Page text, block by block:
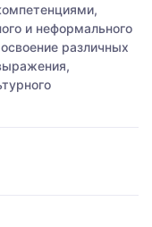
и неформального
различных